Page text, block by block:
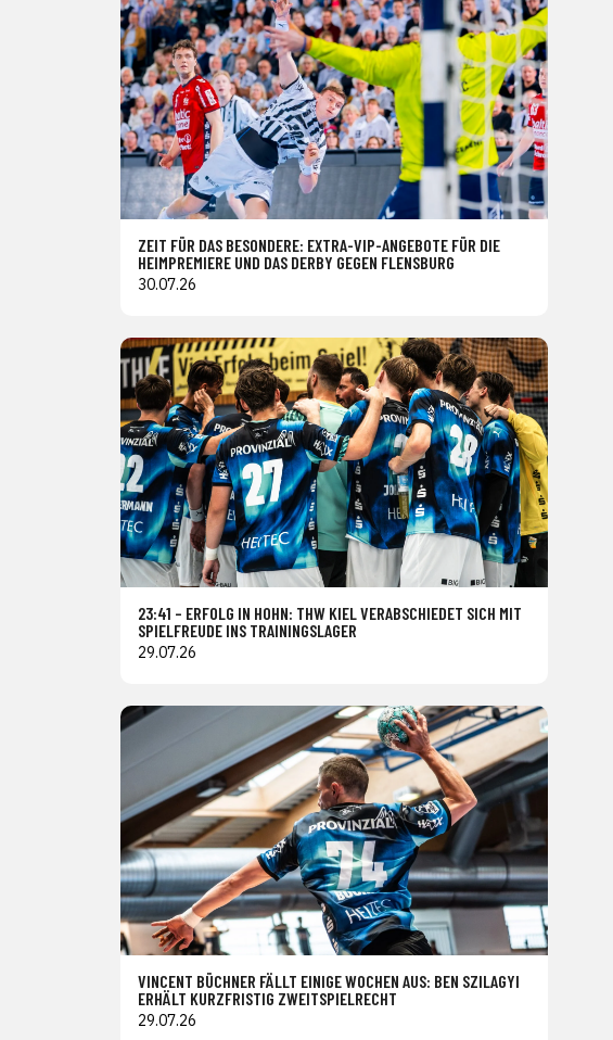
ZEIT FÜR DAS BESONDERE: EXTRA-VIP-ANGEBOTE FÜR DIE
HEIMPREMIERE UND DAS DERBY GEGEN FLENSBURG
30.07.26
23:41 – ERFOLG IN HOHN: THW KIEL VERABSCHIEDET SICH MIT
SPIELFREUDE INS TRAININGSLAGER
29.07.26
VINCENT BÜCHNER FÄLLT EINIGE WOCHEN AUS: BEN SZILAGYI
ERHÄLT KURZFRISTIG ZWEITSPIELRECHT
29.07.26